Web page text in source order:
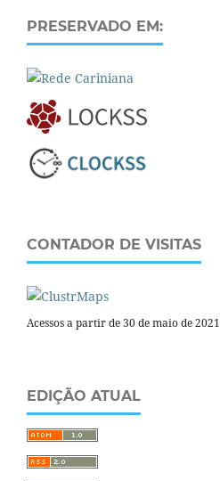
PRESERVADO EM:
CONTADOR DE VISITAS
Acessos a partir de 30 de maio de 2021
EDIÇÃO ATUAL